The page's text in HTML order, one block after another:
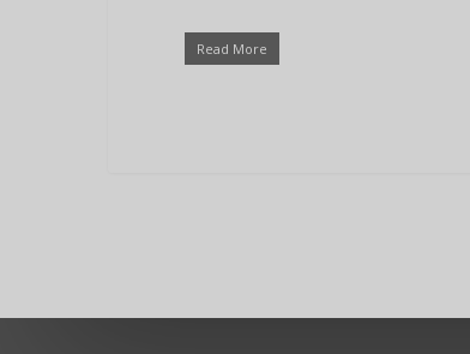
Read More